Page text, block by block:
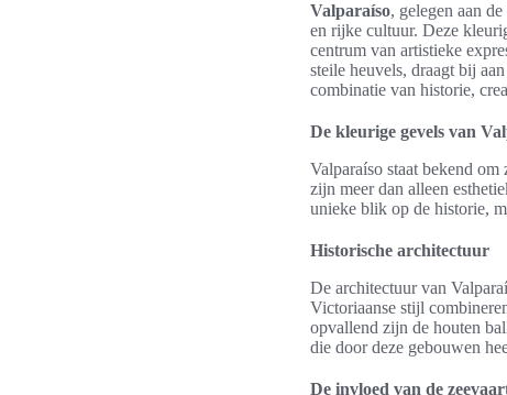
Valparaíso, gelegen aan
en rijke cultuur. Deze
centrum van artistieke
steile heuvels, draagt bij
combinatie van historie,
De kleurige gevels van
Valparaíso staat bekend om
zijn meer dan alleen
unieke blik op de historie,
Historische architectuur
De architectuur van
Victoriaanse stijl
opvallend zijn de houten
die door deze gebouwen
De invloed van de